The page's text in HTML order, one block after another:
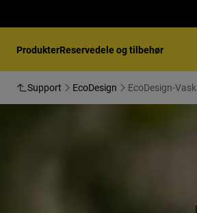
ProdukterReservedele og tilbehør
Support EcoDesign EcoDesign-Vask